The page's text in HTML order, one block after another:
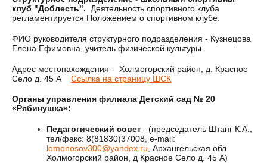
клуб "Доблесть".
Деятельность спортивного клуба
регламентируется Положением о спортивном клубе.
ФИО руководителя структурного подразделения - Кузнецова
Елена Ефимовна, учитель физической культуры
Адрес местонахождения - Холмогорский район, д. Красное
Село д. 45 А Ссылка на страницу ШСК
Органы управления филиала Детский сад № 20
«Рябинушка»:
Педагогический совет–(председатель Штанг К.А.,
тел/факс: 8(81830)37008, e-mail:
lomonosov300@yandex.ru , Архангельская обл.
Холмогорский район, д Красное Село д. 45 А)